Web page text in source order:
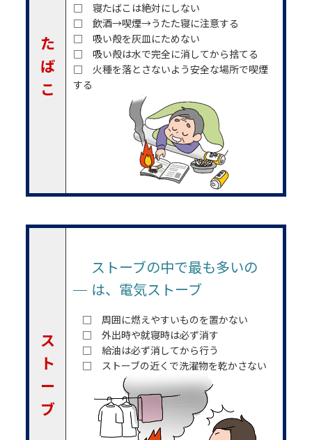
た
ば
こ
□ 寝たばこは絶対にしない
□ 飲酒→喫煙→うたた寝に注意する
□ 吸い殻を灰皿にためない
□ 吸い殻は水で完全に消してから捨てる
□ 火種を落とさないよう安全な場所で喫煙
する
ス
ト
ー
ブ
ストーブの中で最も多いの
は、電気ストーブ
□ 周囲に燃えやすいものを置かない
□ 外出時や就寝時は必ず消す
□ 給油は必ず消してから行う
□ ストーブの近くで洗濯物を乾かさない